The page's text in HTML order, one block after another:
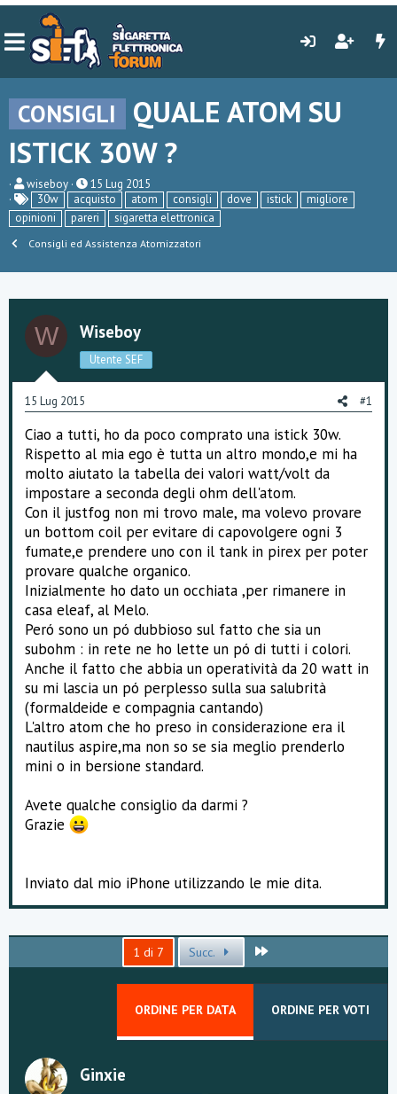
CONSIGLI
QUALE ATOM SU
ISTICK 30W ?
C
r
e
a
D
s
u
s
i
o
e
wiseboy
D
a
t
a
d
i
i
o
15 Lug 2015
30w
acquisto atom consigli dove istick
migliore
opinioni
pareri sigaretta elettronica
Consigli ed Assistenza Atomizzatori
W Wiseboy
Utente SEF
15 Lug 2015 #1
Ciao a tutti, ho da poco comprato una istick 30w.
Rispetto al mia ego è tutta un altro mondo,e mi ha
molto aiutato la tabella dei valori watt/volt da
impostare a seconda degli ohm dell'atom.
Con il justfog non mi trovo male, ma volevo provare
un bottom coil per evitare di capovolgere ogni 3
fumate,e prendere uno con il tank in pirex per poter
provare qualche organico.
Inizialmente ho dato un occhiata ,per rimanere in
casa eleaf, al Melo.
Peró sono un pó dubbioso sul fatto che sia un
subohm : in rete ne ho lette un pó di tutti i colori.
Anche il fatto che abbia un operatività da 20 watt in
su mi lascia un pó perplesso sulla sua salubrità
(formaldeide e compagnia cantando)
L'altro atom che ho preso in considerazione era il
nautilus aspire,ma non so se sia meglio prenderlo
mini o in bersione standard.
Avete qualche consiglio da darmi ?
Grazie
Inviato dal mio iPhone utilizzando le mie dita.
1 di 7 Succ.
ORDINE PER DATA ORDINE PER VOTI
Ginxie